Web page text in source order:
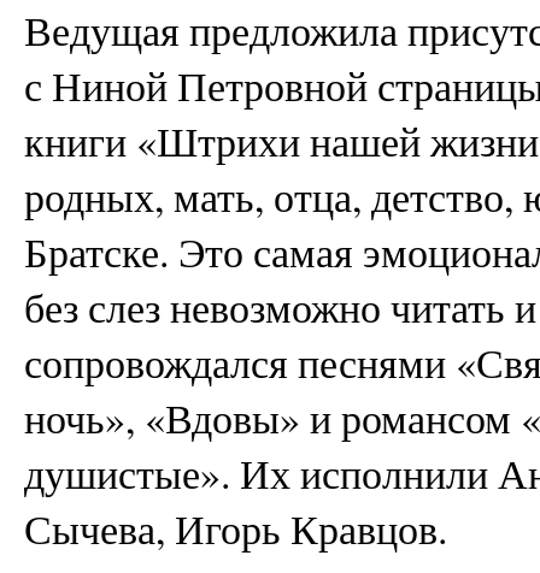
Ведущая предложила
с Ниной Петровной
книги «Штрихи нашей
родных, мать, отца,
Братске. Это самая
без слез невозможно читать
сопровождался песнями
ночь», «Вдовы» и романсом
душистые». Их исполнили
Сычева, Игорь Кравцов.